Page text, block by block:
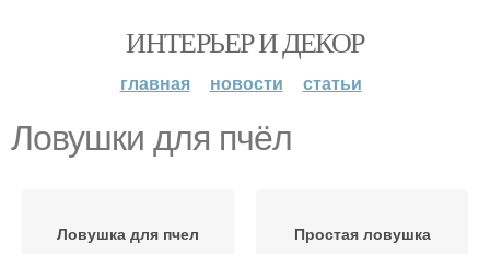
ИНТЕРЬЕР И ДЕКОР
главная новости статьи
Ловушки для пчёл
Ловушка для пчел Простая ловушка